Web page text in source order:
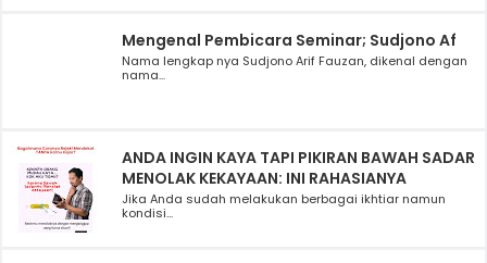
Mengenal Pembicara Seminar; Sudjono Af
Nama lengkap nya Sudjono Arif Fauzan, dikenal dengan
nama...
ANDA INGIN KAYA TAPI PIKIRAN BAWAH SADAR
MENOLAK KEKAYAAN: INI RAHASIANYA
Jika Anda sudah melakukan berbagai ikhtiar namun
kondisi...